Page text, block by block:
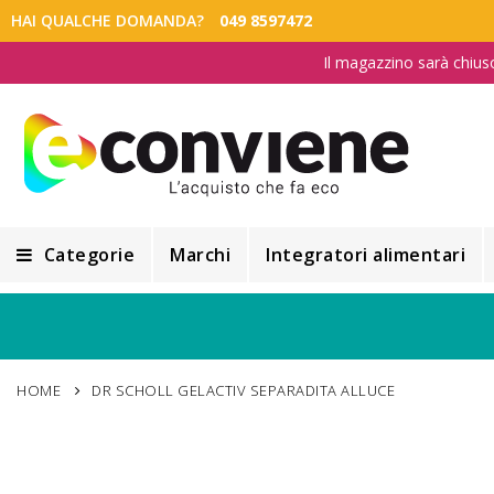
HAI QUALCHE DOMANDA? 049 8597472
Il magazzino sarà
Categorie
Alimentazione e Dietetica
Marchi Integratori alimentari
HOME DR SCHOLL GELACTIV SEPARADITA ALLUCE